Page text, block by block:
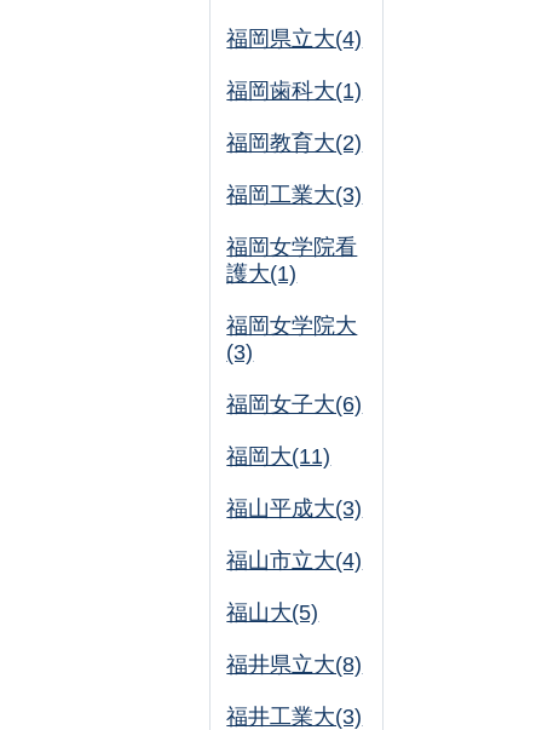
福岡県立大(4)
福岡歯科大(1)
福岡教育大(2)
福岡工業大(3)
福岡女学院看
護大(1)
福岡女学院大
(3)
福岡女子大(6)
福岡大(11)
福山平成大(3)
福山市立大(4)
福山大(5)
福井県立大(8)
福井工業大(3)